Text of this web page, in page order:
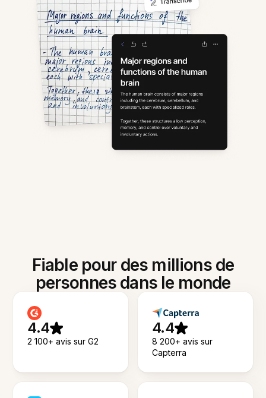
Fiable pour des millions de
personnes dans le monde
4.4
2 100+ avis sur G2
4.4
8 200+ avis sur
Capterra